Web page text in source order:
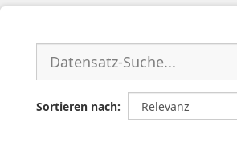
Sortieren nach